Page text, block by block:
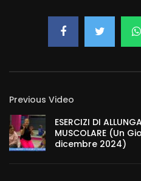
Previous Video
ESERCIZI DI
MUSCOLARE (Un
dicembre 2024)